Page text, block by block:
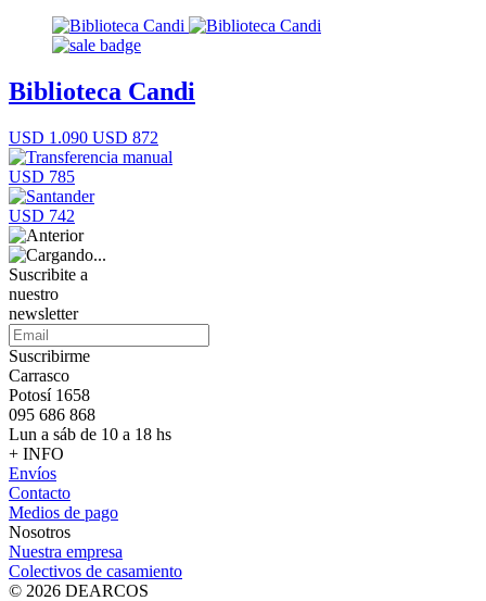
Biblioteca Candi
USD 1.090 USD 872
USD 785
USD 742
Suscribite a
nuestro
newsletter
Suscribirme
Carrasco
Potosí 1658
095 686 868
Lun a sáb de 10 a 18 hs
+ INFO
Envíos
Contacto
Medios de pago
Nosotros
Nuestra empresa
Colectivos de casamiento
© 2026 DEARCOS